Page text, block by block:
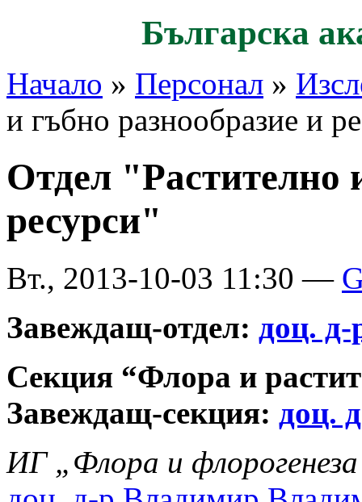
Българска
Начало » Персонал »
и гъбно разнообразие и
Отдел "Растително
ресурси"
Вт., 2013-10-03 11:30 —
Завеждащ-отдел: доц.
Секция “Флора и
Завеждащ-секция: доц.
ИГ „Флора и